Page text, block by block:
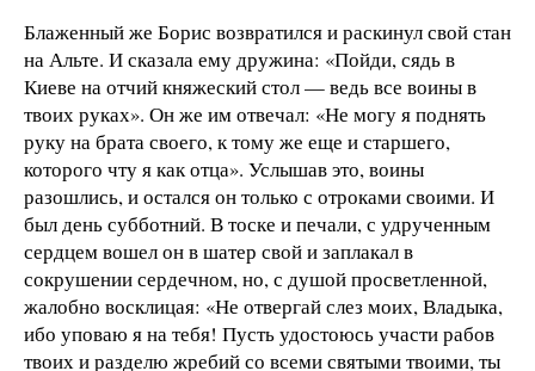
Блаженный же Борис возвратился и раскинул свой стан
на Альте. И сказала ему дружина: «Пойди, сядь в
Киеве на отчий княжеский стол — ведь все воины в
твоих руках». Он же им отвечал: «Не могу я поднять
руку на брата своего, к тому же еще и старшего,
которого чту я как отца». Услышав это, воины
разошлись, и остался он только с отроками своими. И
был день субботний. В тоске и печали, с удрученным
сердцем вошел он в шатер свой и заплакал в
сокрушении сердечном, но, с душой просветленной,
жалобно восклицая: «Не отвергай слез моих, Владыка,
ибо уповаю я на тебя! Пусть удостоюсь участи рабов
твоих и разделю жребий со всеми святыми твоими, ты